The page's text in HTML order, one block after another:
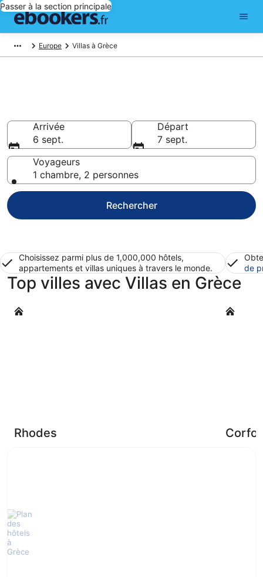
Passer à la section principale
Europe Villas à Grèce
Arrivée
6 sept.
Départ
7 sept.
Voyageurs
1 chambre, 2 personnes
Rechercher
Choisissez parmi plus de 1,000,000 hôtels,
appartements et villas uniques à travers le monde.
de
Top villes avec Villas en Grèce
Rhodes
Rhodes Corfou